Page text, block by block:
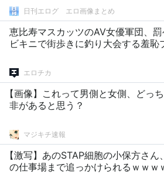
日刊エログ エロ画像まとめ
恵比寿マスカッツのAV女優軍団、
ビキニで街歩きに釣り大会する羞
エロチカ
【画像】これって男側と女側、どっ
非があると思う？
マジキチ速報
【激写】あのSTAP細胞の小保方さん
の仕事場まで追っかけられるｗｗｗ